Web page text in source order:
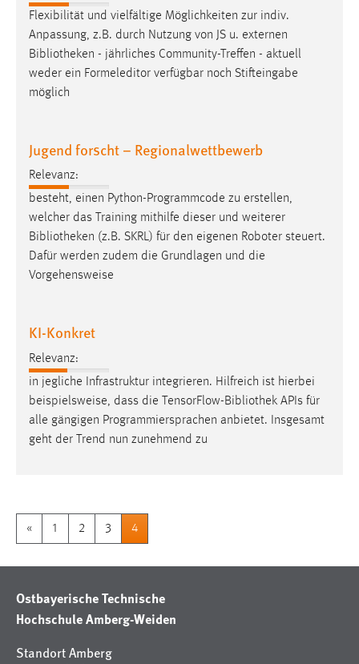
Flexibilität und vielfältige Möglichkeiten zur indiv.
Anpassung, z.B. durch Nutzung von JS u. externen
Bibliotheken - jährliches Community-Treffen - aktuell
weder ein Formeleditor verfügbar noch Stifteingabe
möglich
Jugend forscht – Regionalwettbewerb
Relevanz:
besteht, einen Python-Programmcode zu erstellen,
welcher das Training mithilfe dieser und weiterer
Bibliotheken (z.B. SKRL) für den eigenen Roboter steuert.
Dafür werden zudem die Grundlagen und die
Vorgehensweise
KI-Konkret
Relevanz:
in jegliche Infrastruktur integrieren. Hilfreich ist hierbei
beispielsweise, dass die TensorFlow-Bibliothek APIs für
alle gängigen Programmiersprachen anbietet. Insgesamt
geht der Trend nun zunehmend zu
« 1 2 3 4
Ostbayerische Technische
Hochschule Amberg-Weiden
Standort Amberg